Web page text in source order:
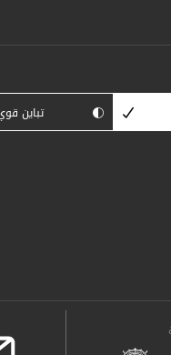
تباين قوي